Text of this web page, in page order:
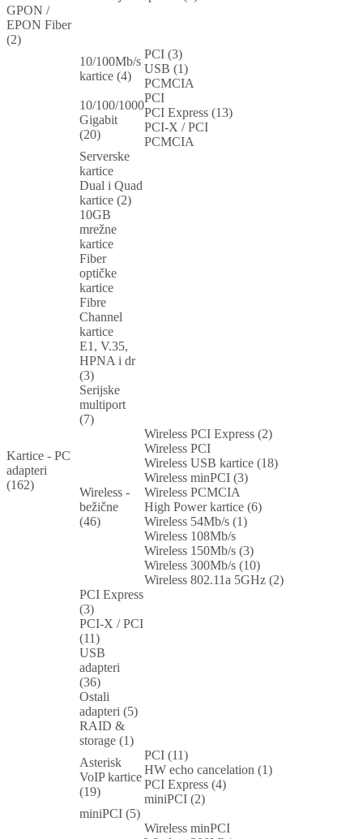
GPON /
EPON Fiber
(2)
Kartice - PC
adapteri
(162)
10/100Mb/s
kartice (4)
PCI (3)
USB (1)
PCMCIA
10/100/1000
Gigabit
(20)
PCI
PCI Express (13)
PCI-X / PCI
PCMCIA
Serverske
kartice
Dual i Quad
kartice (2)
10GB
mrežne
kartice
Fiber
optičke
kartice
Fibre
Channel
kartice
E1, V.35,
HPNA i dr
(3)
Serijske
multiport
(7)
Wireless -
bežične
(46)
Wireless PCI Express (2)
Wireless PCI
Wireless USB kartice (18)
Wireless minPCI (3)
Wireless PCMCIA
High Power kartice (6)
Wireless 54Mb/s (1)
Wireless 108Mb/s
Wireless 150Mb/s (3)
Wireless 300Mb/s (10)
Wireless 802.11a 5GHz (2)
PCI Express
(3)
PCI-X / PCI
(11)
USB
adapteri
(36)
Ostali
adapteri (5)
RAID &
storage (1)
Asterisk
VoIP kartice
(19)
PCI (11)
HW echo cancelation (1)
PCI Express (4)
miniPCI (2)
miniPCI (5)
Wireless minPCI